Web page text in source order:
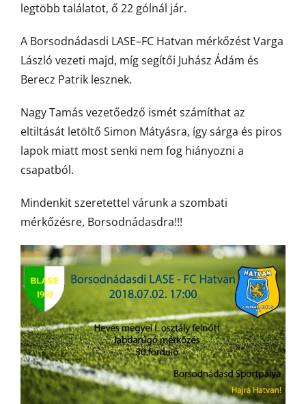
legtöbb találatot, ő 22 gólnál jár.
A Borsodnádasdi LASE–FC Hatvan mérkőzést Varga
László vezeti majd, míg segítői Juhász Ádám és
Berecz Patrik lesznek.
Nagy Tamás vezetőedző ismét számíthat az
eltiltását letöltő Simon Mátyásra, így sárga és piros
lapok miatt most senki nem fog hiányozni a
csapatból.
Mindenkit szeretettel várunk a szombati
mérkőzésre, Borsodnádasdra!!!